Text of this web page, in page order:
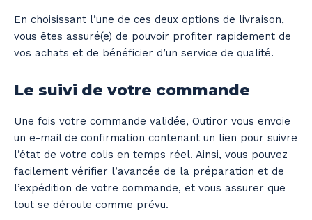
En choisissant l’une de ces deux options de livraison,
vous êtes assuré(e) de pouvoir profiter rapidement de
vos achats et de bénéficier d’un service de qualité.
Le suivi de votre commande
Une fois votre commande validée, Outiror vous envoie
un e-mail de confirmation contenant un lien pour suivre
l’état de votre colis en temps réel. Ainsi, vous pouvez
facilement vérifier l’avancée de la préparation et de
l’expédition de votre commande, et vous assurer que
tout se déroule comme prévu.